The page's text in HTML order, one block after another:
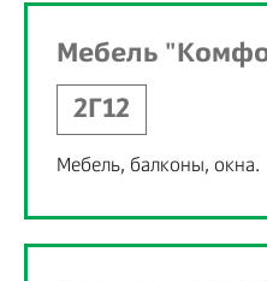
Мебель
2Г12
Мебель, балконы, окна.